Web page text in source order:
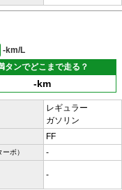
-km/L
タンでどこまで走る？
-km
レギュラー
ガソリン
FF
ボ） -
-